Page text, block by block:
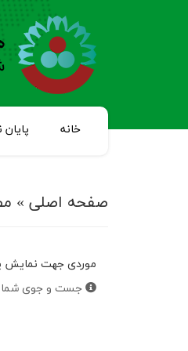
خانه پایان
صفحه اصلی »
موردی جهت نمایش
جست و جوی شما